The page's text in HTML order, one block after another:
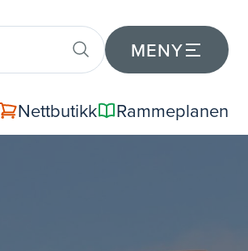
MENY
Nettbutikk Rammeplanen